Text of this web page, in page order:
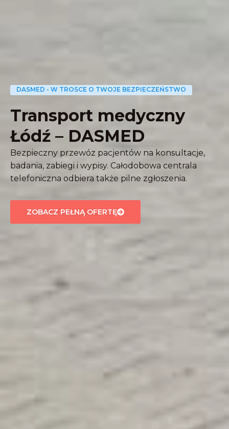
DASMED - W TROSCE O TWOJE BEZPIECZEŃSTWO
Transport medyczny
Łódź – DASMED
Bezpieczny przewóz pacjentów na konsultacje,
badania, zabiegi i wypisy. Całodobowa centrala
telefoniczna odbiera także pilne zgłoszenia.
ZOBACZ PEŁNĄ OFERTĘ